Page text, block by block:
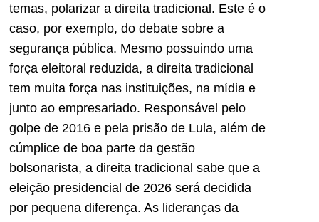
temas, polarizar a direita tradicional. Este é o
caso, por exemplo, do debate sobre a
segurança pública. Mesmo possuindo uma
força eleitoral reduzida, a direita tradicional
tem muita força nas instituições, na mídia e
junto ao empresariado. Responsável pelo
golpe de 2016 e pela prisão de Lula, além de
cúmplice de boa parte da gestão
bolsonarista, a direita tradicional sabe que a
eleição presidencial de 2026 será decidida
por pequena diferença. As lideranças da